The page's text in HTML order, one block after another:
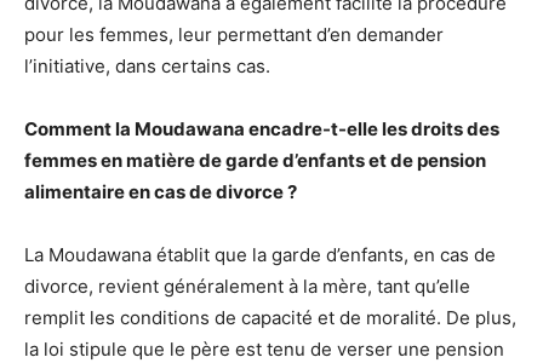
pour les femmes, leur permettant d’en demander
l’initiative, dans certains cas.
Comment la Moudawana encadre-t-elle les droits des
femmes en matière de garde d’enfants et de pension
alimentaire en cas de divorce ?
La Moudawana établit que la garde d’enfants, en cas de
divorce, revient généralement à la mère, tant qu’elle
remplit les conditions de capacité et de moralité. De plus,
la loi stipule que le père est tenu de verser une pension